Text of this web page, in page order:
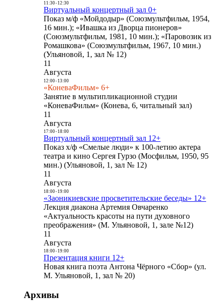
11:30- 12:30
Виртуальный концертный зал 0+
Показ м/ф «Мойдодыр» (Союзмультфильм, 1954,
16 мин.); «Ивашка из Дворца пионеров»
(Союзмультфильм, 1981, 10 мин.); «Паровозик из
Ромашкова» (Союзмультфильм, 1967, 10 мин.)
(Ульяновой, 1, зал № 12)
11
Августа
12:00- 13:00
«КоневаФильм» 6+
Занятие в мультипликационной студии
«КоневаФильм» (Конева, 6, читальный зал)
11
Августа
17:00- 18:00
Виртуальный концертный зал 12+
Показ х/ф «Смелые люди» к 100-летию актера
театра и кино Сергея Гурзо (Мосфильм, 1950, 95
мин.) (Ульяновой, 1, зал № 12)
11
Августа
18:00- 19:00
«Заоникиевские просветительские беседы» 12+
Лекция диакона Артемия Овчаренко
«Актуальность красоты на пути духовного
преображения» (М. Ульяновой, 1, зале №12)
11
Августа
18:00- 19:00
Презентация книги 12+
Новая книга поэта Антона Чёрного «Сбор» (ул.
М. Ульяновой, 1, зал № 20)
Архивы